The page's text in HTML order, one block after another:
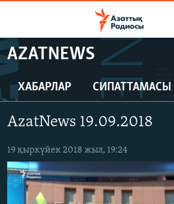
Skip
to
main
content
to
Navigation
Skip
САЯСАТ
ҚАҢТАР ОҚИҒАСЫ
АДАМ ҚҰҚЫҚТАРЫ
ӘЛЕУМЕТ
ӘЛЕМ
AZATNEWS
ХАБАРЛАР СИПАТТАМАСЫ
AzatNews 19.09.2018
19 қыркүйек 2018 жыл, 19:24